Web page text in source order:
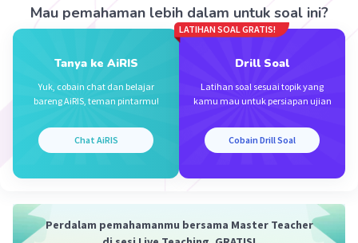
Mau pemahaman lebih dalam untuk soal ini?
Tanya ke AiRIS
Yuk, cobain chat dan belajar
bareng AiRIS, teman pintarmu!
Chat AiRIS
LATIHAN SOAL GRATIS!
Drill Soal
Latihan soal sesuai topik yang
kamu mau untuk persiapan ujian
Cobain Drill Soal
Perdalam pemahamanmu bersama Master Teacher